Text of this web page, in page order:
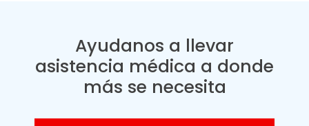
Ayudanos a llevar
asistencia médica a donde
más se necesita